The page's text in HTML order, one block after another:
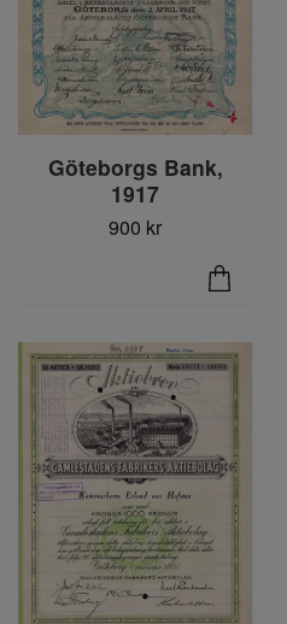
Göteborgs Bank,
1917
900 kr